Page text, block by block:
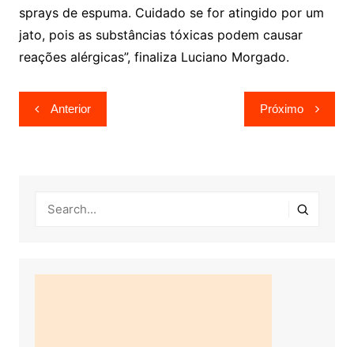
sprays de espuma. Cuidado se for atingido por um
jato, pois as substâncias tóxicas podem causar
reações alérgicas”, finaliza Luciano Morgado.
Navegação
de
Anterior Próximo